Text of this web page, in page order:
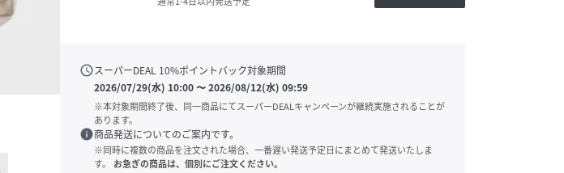
scheduleスーパーDEAL 10%ポイントバック対象期間
2026/07/29(水) 10:00〜2026/08/12(水) 09:59
※本対象期間終了後、同一商品にてスーパーDEALキャンペーンが継続実施されることが
あります。
info商品発送についてのご案内です。
※同時に複数の商品を注文された場合、一番遅い発送予定日にまとめて発送いたしま
す。
お急ぎの商品は、個別にご注文ください。